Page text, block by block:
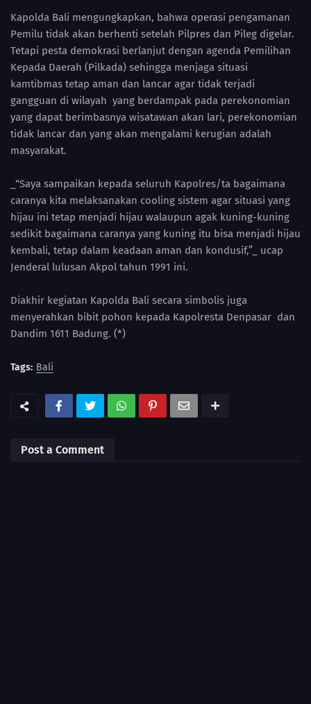
Kapolda Bali mengungkapkan, bahwa operasi pengamanan
Pemilu tidak akan berhenti setelah Pilpres dan Pileg digelar.
Tetapi pesta demokrasi berlanjut dengan agenda Pemilihan
Kepada Daerah (Pilkada) sehingga menjaga situasi
kamtibmas tetap aman dan lancar agar tidak terjadi
gangguan di wilayah yang berdampak pada perekonomian
yang dapat berimbasnya wisatawan akan lari, perekonomian
tidak lancar dan yang akan mengalami kerugian adalah
masyarakat.
_“Saya sampaikan kepada seluruh Kapolres/ta bagaimana
caranya kita melaksanakan cooling sistem agar situasi yang
hijau ini tetap menjadi hijau walaupun agak kuning-kuning
sedikit bagaimana caranya yang kuning itu bisa menjadi hijau
kembali, tetap dalam keadaan aman dan kondusif,”_ ucap
Jenderal lulusan Akpol tahun 1991 ini.
Diakhir kegiatan Kapolda Bali secara simbolis juga
menyerahkan bibit pohon kepada Kapolresta Denpasar dan
Dandim 1611 Badung. (*)
Tags: Bali
Post a Comment